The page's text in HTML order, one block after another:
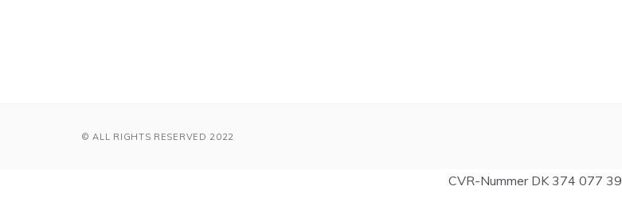
© ALL RIGHTS RESERVED 2022
CVR-Nummer DK 374 077 39